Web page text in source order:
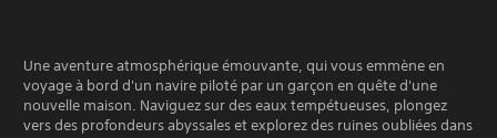
Une aventure atmosphérique émouvante, qui vous emmène en
voyage à bord d'un navire piloté par un garçon en quête d'une
nouvelle maison. Naviguez sur des eaux tempétueuses, plongez
vers des profondeurs abyssales et explorez des ruines oubliées dans